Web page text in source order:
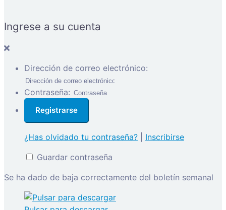
Ingrese a su cuenta
Dirección de correo electrónico:
Contraseña:
¿Has olvidado tu contraseña?
Inscribirse
Guardar contraseña
Se ha dado de baja correctamente del boletín semanal